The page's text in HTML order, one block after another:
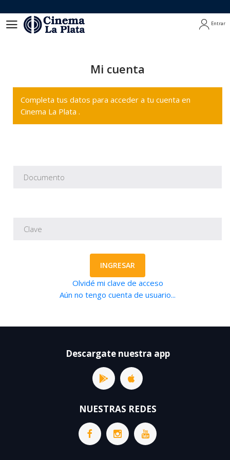
Entrar
Mi cuenta
Completa tus datos para acceder a tu cuenta en
Cinema La Plata .
INGRESAR
Olvidé mi clave de acceso
Aún no tengo cuenta de usuario...
Descargate nuestra app
NUESTRAS REDES